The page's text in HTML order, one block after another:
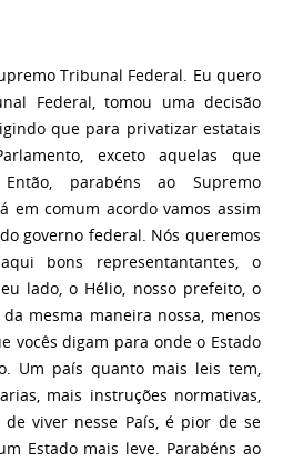
Tribunal Federal. Eu quero
Federal, tomou uma decisão
que para privatizar estatais
exceto aquelas que
Então, parabéns ao Supremo
em comum acordo vamos assim
governo federal. Nós queremos
bons representantantes, o
lado, o Hélio, nosso prefeito, o
mesma maneira nossa, menos
vocês digam para onde o Estado
Um país quanto mais leis tem,
mais instruções normativas,
viver nesse País, é pior de se
Estado mais leve. Parabéns ao